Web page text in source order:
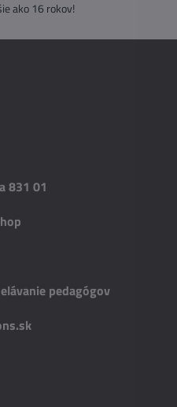
ako 16 rokov!
831 01
pedagógov